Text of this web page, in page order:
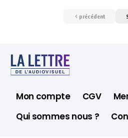
précédent
Mon compte CGV
Qui sommes nous ?